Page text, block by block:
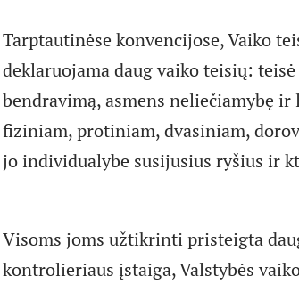
Tarptautinėse konvencijose, Vaiko
deklaruojama daug vaiko teisių:
bendravimą, asmens neliečiamybę
fiziniam, protiniam, dvasiniam,
jo individualybe susijusius ryšius ir
Visoms joms užtikrinti pristeigta
kontrolieriaus įstaiga, Valstybės